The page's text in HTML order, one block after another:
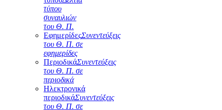
τύπου
συναυλιών
του Θ. Π.
ΕφημερίδεςΣυνεντεύξεις
του Θ. Π. σε
εφημερίδες
ΠεριοδικάΣυνεντεύξεις
του Θ. Π. σε
περιοδικά
Ηλεκτρονικά
περιοδικάΣυνεντεύξεις
του Θ. Π. σε